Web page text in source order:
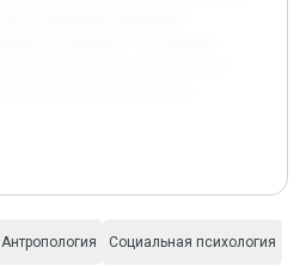
Антропология Социальная психология